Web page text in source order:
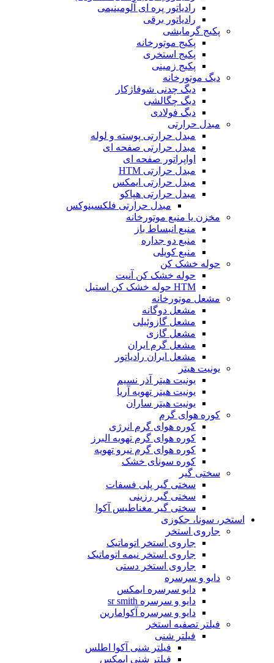
رادیاتور پره ای آلومینیمی
رادیاتور برقی
پکیج گرمایشی
پکیج موتورخانه
پکیج استخری
پکیج زمینی
دیگ موتورخانه
دیگ چدنی شوفاژکار
دیگ چگالشی
دیگ فولادی
مبدل حرارتی
مبدل حرارتی پوسته و لوله
مبدل حرارتی صفحه ای
اواپراتور صفحه ای
مبدل حرارتی HTM
مبدل حرارتی ایمکس
مبدل حرارتی هپاکو
مبدل حرارتی فلکسینوکس
مخزن یا منبع موتورخانه
منبع انبساط باز
منبع دو جداره
منبع کویلی
حوله خشک کن
حوله خشک کن آنیت
HTM حوله خشک کن استیل
مشعل موتورخانه
مشعل دوگانه
مشعل گازوئیلی
مشعل گازی
مشعل گرم ایران
مشعل ایران رادیاتور
یونیت هیتر
یونیت هیتر آذر نسیم
یونیت هیتر تهویه آریا
یونیت هیتر ساران
کوره هوای گرم
کوره هوای گرم انرژی
کوره هوای گرم تهویه البرز
کوره هوای گرم نیرو تهویه
کوره سونای خشک
سختی گیر
سختی گیر پلی فسفات
سختی گیر رزینی
سختی گیر مغناطیس آکوا
استخر، سونا، جکوزی
جاروی استخر
جاروی استخر اتوماتیک
جاروی استخر نیمه اتوماتیک
جاروی استخر دستی
دایو و سرسره
دایو سرسره ایمکس
دایو و سرسره sr smith
دایو و سرسره آکوامارین
فیلتر تصفیه استخر
فیلتر شنی
فیلتر شنی آکوا اطلس
فیلتر شنی ایمکس